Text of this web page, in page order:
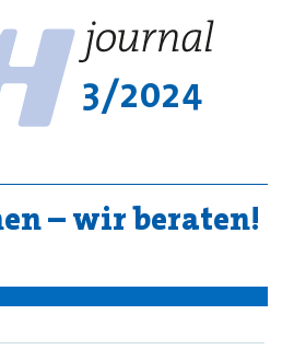
3/2024
– wir beraten!